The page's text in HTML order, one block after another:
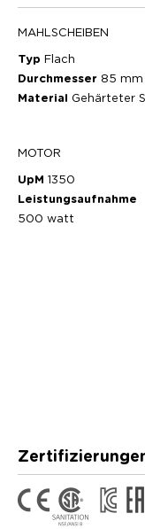
MAHLSCHEIBEN
Typ Flach
Durchmesser 85 mm
Material Gehärteter
MOTOR
UpM 1350
Leistungsaufnahme
500 watt